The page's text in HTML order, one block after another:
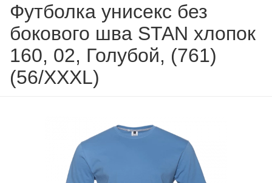
Футболка унисекс без
бокового шва STAN хлопок
160, 02, Голубой, (761)
(56/XXXL)